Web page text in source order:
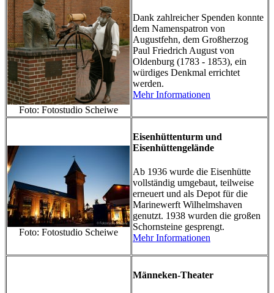
Foto: Fotostudio Scheiwe
Dank zahlreicher Spenden konnte
dem Namenspatron von
Augustfehn, dem Großherzog
Paul Friedrich August von
Oldenburg (1783 - 1853), ein
würdiges Denkmal errichtet
werden.
Mehr Informationen
Foto: Fotostudio Scheiwe
Eisenhüttenturm und
Eisenhüttengelände
Ab 1936 wurde die Eisenhütte
vollständig umgebaut, teilweise
erneuert und als Depot für die
Marinewerft Wilhelmshaven
genutzt. 1938 wurden die großen
Schornsteine gesprengt.
Mehr Informationen
Männeken-Theater